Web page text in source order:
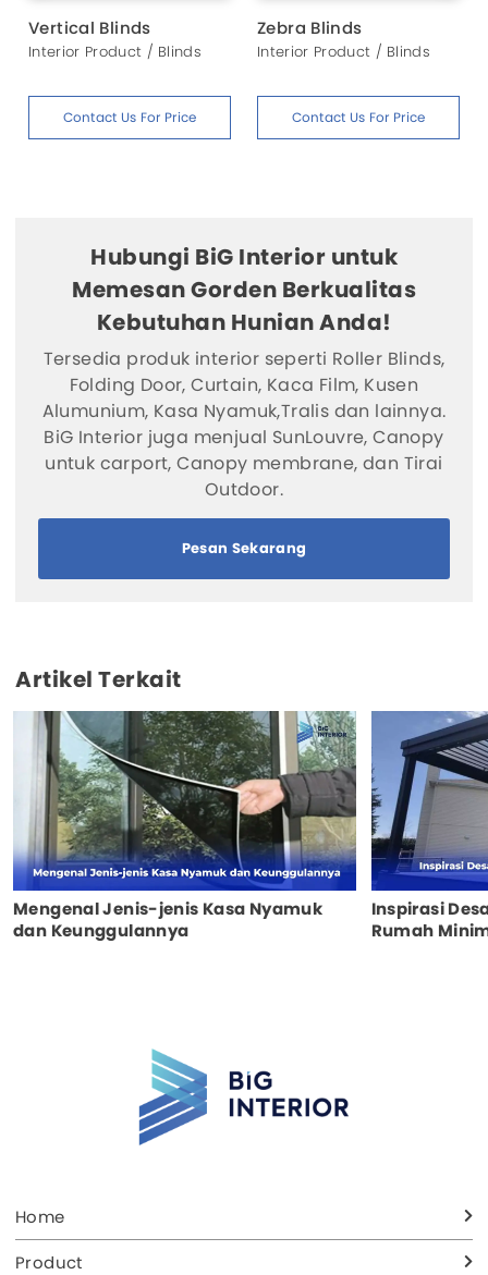
Vertical Blinds
Interior Product / Blinds
Contact Us For Price
Zebra Blinds
Interior Product / Blinds
Contact Us For Price
Hubungi BiG Interior untuk
Memesan Gorden Berkualitas
Kebutuhan Hunian Anda!
Tersedia produk interior seperti Roller Blinds,
Folding Door, Curtain, Kaca Film, Kusen
Alumunium, Kasa Nyamuk,Tralis dan lainnya.
BiG Interior juga menjual SunLouvre, Canopy
untuk carport, Canopy membrane, dan Tirai
Outdoor.
Pesan Sekarang
Artikel Terkait
Mengenal Jenis-jenis Kasa Nyamuk
dan Keunggulannya
Inspirasi
Rumah
Home
Product